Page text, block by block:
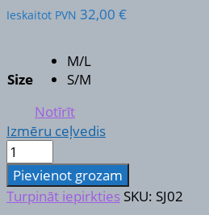
Ieskaitot PVN 32,00 €
Size
M/L
S/M
Notīrīt
Izmēru ceļvedis
Soma
ar
jostu
daudzums
Pievienot grozam
Turpināt iepirkties SKU: SJ02